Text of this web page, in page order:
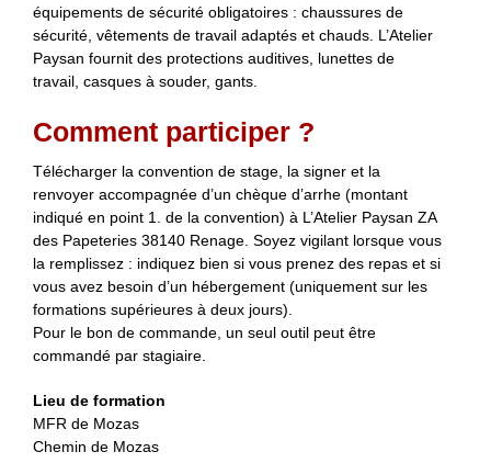
équipements de sécurité obligatoires : chaussures de
sécurité, vêtements de travail adaptés et chauds. L’Atelier
Paysan fournit des protections auditives, lunettes de
travail, casques à souder, gants.
Comment participer ?
Télécharger la convention de stage, la signer et la
renvoyer accompagnée d’un chèque d’arrhe (montant
indiqué en point 1. de la convention) à L’Atelier Paysan ZA
des Papeteries 38140 Renage. Soyez vigilant lorsque vous
la remplissez : indiquez bien si vous prenez des repas et si
vous avez besoin d’un hébergement (uniquement sur les
formations supérieures à deux jours).
Pour le bon de commande, un seul outil peut être
commandé par stagiaire.
Lieu de formation
MFR de Mozas
Chemin de Mozas